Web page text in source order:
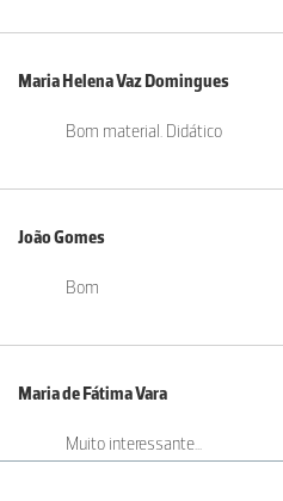
Maria Helena Vaz Domingues
Bom material. Didático
João Gomes
Bom
Maria de Fátima Vara
Muito interessante...